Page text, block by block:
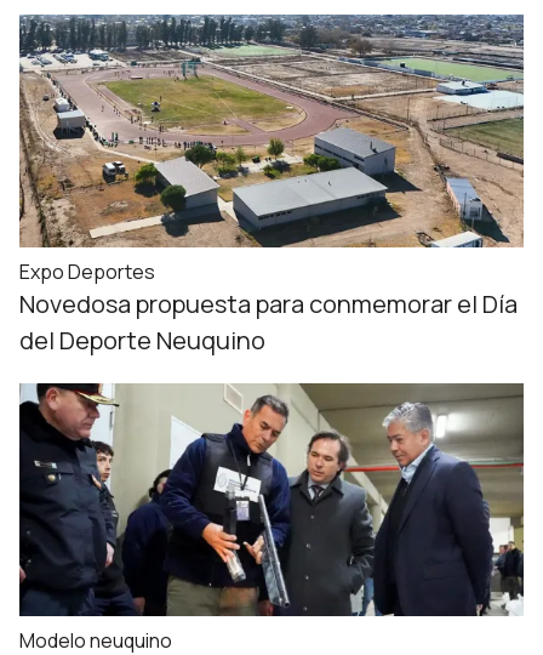
Expo Deportes
Novedosa propuesta para conmemorar el Día
del Deporte Neuquino
Modelo neuquino